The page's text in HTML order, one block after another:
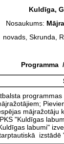
Kuldīga,
Nosaukums:
Skrunda,
Programma
programmas
mājražotāju
"Kuldīgas
labumi"
izstādē